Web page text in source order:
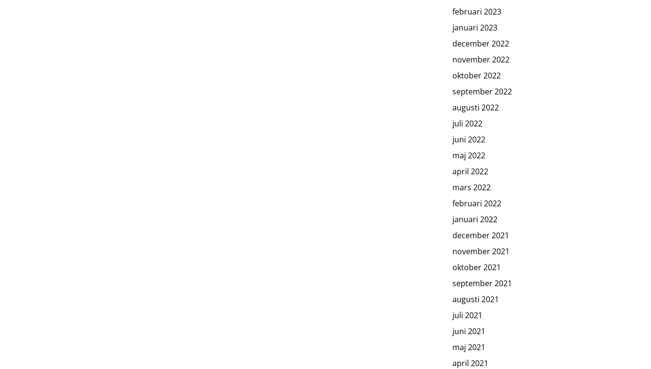
februari 2023
januari 2023
december 2022
november 2022
oktober 2022
september 2022
augusti 2022
juli 2022
juni 2022
maj 2022
april 2022
mars 2022
februari 2022
januari 2022
december 2021
november 2021
oktober 2021
september 2021
augusti 2021
juli 2021
juni 2021
maj 2021
april 2021